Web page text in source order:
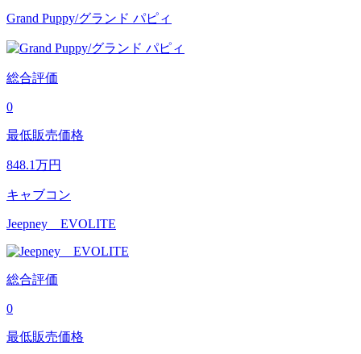
Grand Puppy/グランド パピィ
総合評価
0
最低販売価格
848.1万円
キャブコン
Jeepney EVOLITE
総合評価
0
最低販売価格